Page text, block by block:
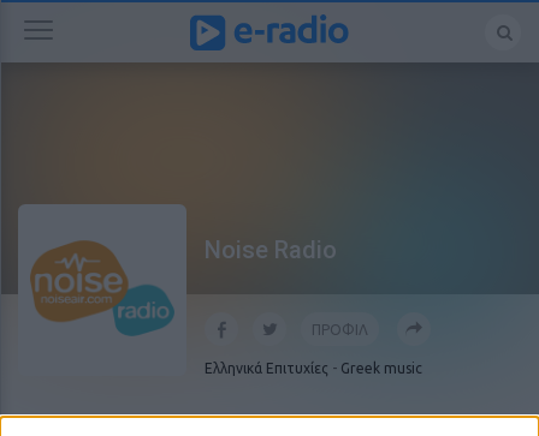
Noise Radio
ΠΡΟΦΙΛ
Ελληνικά Επιτυχίες - Greek music